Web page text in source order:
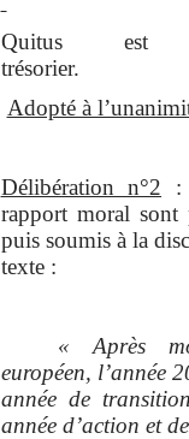
Quitus
trésorier.
Adopté à
Délibération n°2 :
rapport moral sont
puis soumis à la
texte :
« Après
européen, l’année
année de
année d’action et